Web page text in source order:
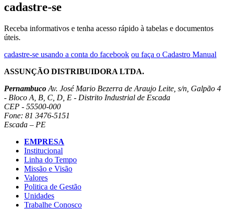
cadastre-se
Receba informativos e tenha acesso rápido à tabelas e documentos
úteis.
cadastre-se usando a conta do facebook ou faça o Cadastro Manual
ASSUNÇÃO DISTRIBUIDORA LTDA.
Pernambuco Av. José Mario Bezerra de Araujo Leite, s/n, Galpão 4
- Bloco A, B, C, D, E - Distrito Industrial de Escada
CEP - 55500-000
Fone: 81 3476-5151
Escada – PE
EMPRESA
Institucional
Linha do Tempo
Missão e Visão
Valores
Politica de Gestão
Unidades
Trabalhe Conosco